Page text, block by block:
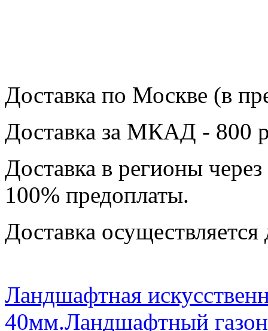
Доставка по Москве (в
Доставка за МКАД - 800
Доставка в регионы
100% предоплаты.
Доставка осуществляется
Ландшафтная
40мм.Ландшафтный